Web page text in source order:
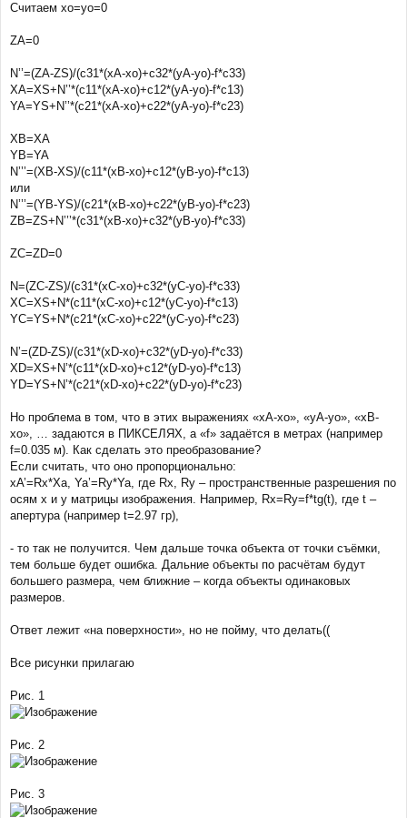
Считаем xo=yo=0
ZA=0
N’’=(ZA-ZS)/(c31*(xA-xo)+c32*(yA-yo)-f*c33)
XA=XS+N’’*(c11*(xA-xo)+c12*(yA-yo)-f*c13)
YA=YS+N’’*(c21*(xA-xo)+c22*(yA-yo)-f*c23)
XB=XA
YB=YA
N’’’=(XB-XS)/(c11*(xB-xo)+c12*(yB-yo)-f*c13)
или
N’’’=(YB-YS)/(c21*(xB-xo)+c22*(yB-yo)-f*c23)
ZB=ZS+N’’’*(c31*(xB-xo)+c32*(yB-yo)-f*c33)
ZC=ZD=0
N=(ZC-ZS)/(c31*(xC-xo)+c32*(yC-yo)-f*c33)
XC=XS+N*(c11*(xC-xo)+c12*(yC-yo)-f*c13)
YC=YS+N*(c21*(xC-xo)+c22*(yC-yo)-f*c23)
N’=(ZD-ZS)/(c31*(xD-xo)+c32*(yD-yo)-f*c33)
XD=XS+N’*(c11*(xD-xo)+c12*(yD-yo)-f*c13)
YD=YS+N’*(c21*(xD-xo)+c22*(yD-yo)-f*c23)
Но проблема в том, что в этих выражениях «xA-xo», «yA-yo», «xB-
xo», … задаются в ПИКСЕЛЯХ, а «f» задаётся в метрах (например
f=0.035 м). Как сделать это преобразование?
Если считать, что оно пропорционально:
xA’=Rx*Xa, Ya’=Ry*Ya, где Rx, Ry – пространственные разрешения по
осям x и y матрицы изображения. Например, Rx=Ry=f*tg(t), где t –
апертура (например t=2.97 гр),
- то так не получится. Чем дальше точка объекта от точки съёмки,
тем больше будет ошибка. Дальние объекты по расчётам будут
большего размера, чем ближние – когда объекты одинаковых
размеров.
Ответ лежит «на поверхности», но не пойму, что делать((
Все рисунки прилагаю
Рис. 1
Рис. 2
Рис. 3